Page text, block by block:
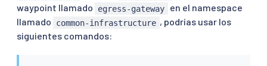
waypoint llamado
egress-gateway
en el namespace
llamado
common-infrastructure , podrías usar los
siguientes comandos: